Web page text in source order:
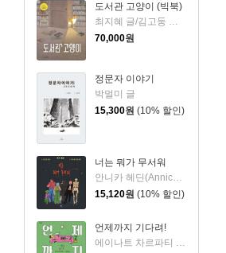
도서관 고양이 (빅북)
최지혜 글/김고둥 그림
70,000원
정문자 이야기
박멀미 글
15,300원 (10% 할인)
너는 뭐가 무서워
15,120원 (10% 할인)
언제까지 기다려!
에이나트 차르파티 글그림/정재원 역